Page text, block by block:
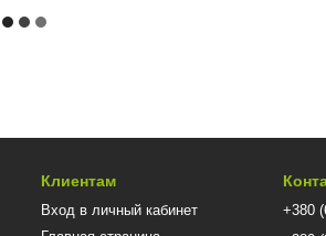
Клиентам
Вход в личный кабинет
+380